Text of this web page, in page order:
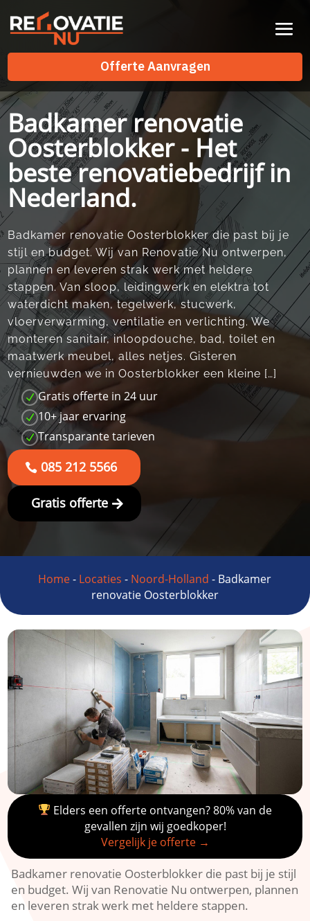
Offerte Aanvragen
Offerte Aanvragen
Badkamer renovatie
Oosterblokker - Het
beste renovatiebedrijf in
Nederland.
Badkamer renovatie Oosterblokker die past bij je
stijl en budget.​ Wij van Renovatie Nu ontwerpen,
plannen en leveren strak werk met heldere
stappen.​ Van sloop, leidingwerk en elektra tot
waterdicht maken, tegelwerk, stucwerk,
vloerverwarming, ventilatie en verlichting.​ We
monteren sanitair, inloopdouche, bad, toilet en
maatwerk meubel, alles netjes.​ Gisteren
vernieuwden we in Oosterblokker een kleine […]
N Gratis offerte in 24 uur
N 10+ jaar ervaring
N Transparante tarieven
085 212 5566
Gratis offerte
Home- Locaties - Noord-Holland - Badkamer
renovatie Oosterblokker
Elders een offerte ontvangen? 80% van de
gevallen zijn wij goedkoper!
Vergelijk je offerte →
Badkamer renovatie Oosterblokker die past bij je stijl
en budget.​ Wij van Renovatie Nu ontwerpen, plannen
en leveren strak werk met heldere stappen.​